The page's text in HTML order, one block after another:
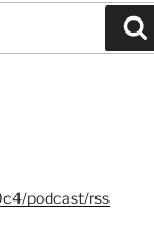
podcast/rss